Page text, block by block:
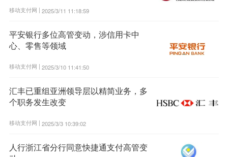
移动支付网 | 2025/3/11 11:18:59
平安银行多位高管变动，涉信用卡中
心、零售等领域
移动支付网 | 2025/3/10 11:41:50
汇丰已重组亚洲领导层以精简业务，多
个职务发生改变
移动支付网 | 2025/3/3 10:39:02
人行浙江省分行同意快捷通支付高管变